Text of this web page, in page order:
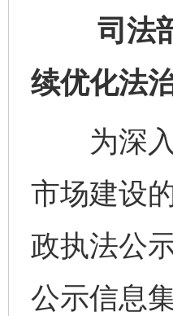
司法部
续优化法
为深入
市场建设
政执法公
公示信息